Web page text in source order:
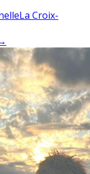
La Croix-